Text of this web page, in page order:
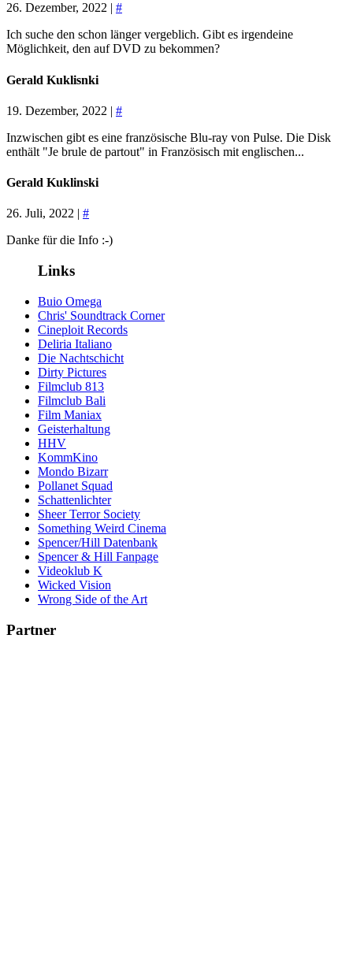
26. Dezember, 2022 | #
Ich suche den schon länger vergeblich. Gibt es irgendeine
Möglichkeit, den auf DVD zu bekommen?
Gerald Kuklisnki
19. Dezember, 2022 | #
Inzwischen gibt es eine französische Blu-ray von Pulse. Die Disk
enthält "Je brule de partout" in Französisch mit englischen...
Gerald Kuklinski
26. Juli, 2022 | #
Danke für die Info :-)
Links
Buio Omega
Chris' Soundtrack Corner
Cineploit Records
Deliria Italiano
Die Nachtschicht
Dirty Pictures
Filmclub 813
Filmclub Bali
Film Maniax
Geisterhaltung
HHV
KommKino
Mondo Bizarr
Pollanet Squad
Schattenlichter
Sheer Terror Society
Something Weird Cinema
Spencer/Hill Datenbank
Spencer & Hill Fanpage
Videoklub K
Wicked Vision
Wrong Side of the Art
Partner